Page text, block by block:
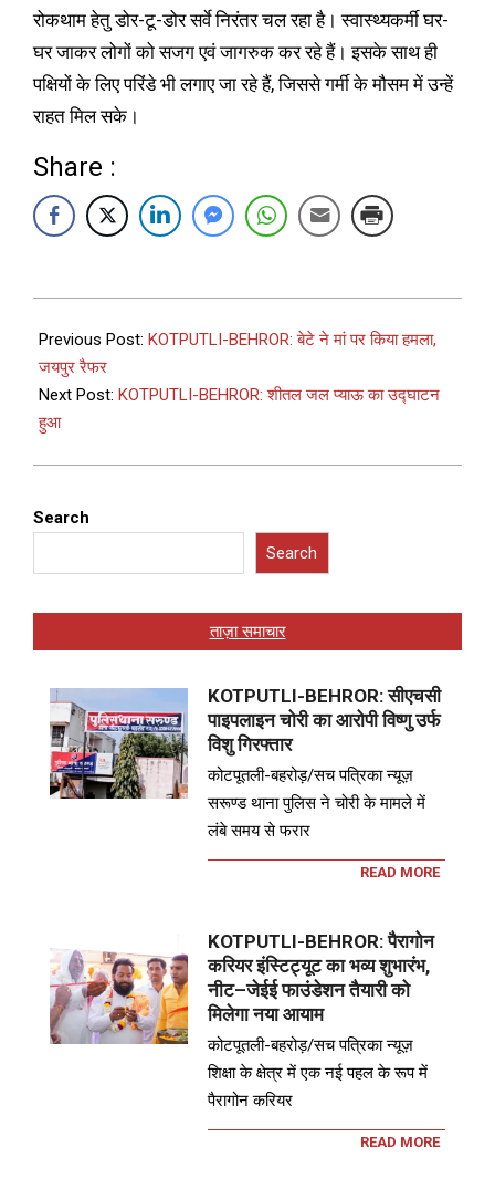
रोकथाम हेतु डोर-टू-डोर सर्वे निरंतर चल रहा है। स्वास्थ्यकर्मी घर-
घर जाकर लोगों को सजग एवं जागरुक कर रहे हैं। इसके साथ ही
पक्षियों के लिए परिंडे भी लगाए जा रहे हैं, जिससे गर्मी के मौसम में उन्हें
राहत मिल सके।
Share :
Previous Post: KOTPUTLI-BEHROR: बेटे ने मां पर किया हमला,
जयपुर रैफर
Next Post: KOTPUTLI-BEHROR: शीतल जल प्याऊ का उद्घाटन
हुआ
Search
Search
ताज़ा समाचार
KOTPUTLI-BEHROR: सीएचसी
पाइपलाइन चोरी का आरोपी विष्णु उर्फ
विशु गिरफ्तार
कोटपूतली-बहरोड़/सच पत्रिका न्यूज़
सरूण्ड थाना पुलिस ने चोरी के मामले में
लंबे समय से फरार
READ MORE
KOTPUTLI-BEHROR: पैरागोन
करियर इंस्टिट्यूट का भव्य शुभारंभ,
नीट–जेईई फाउंडेशन तैयारी को
मिलेगा नया आयाम
कोटपूतली-बहरोड़/सच पत्रिका न्यूज़
शिक्षा के क्षेत्र में एक नई पहल के रूप में
पैरागोन करियर
READ MORE